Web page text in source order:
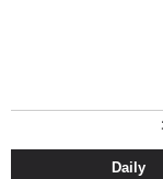
Daily